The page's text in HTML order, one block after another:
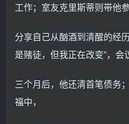
工作；室友克里斯蒂则带他
分享自己从酗酒到清醒的经
是赌徒，但我正在改变”，会
三个月后，他还清首笔债务
福中，